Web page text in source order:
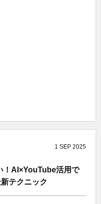
1 SEP 2025
！AI×YouTube活用で
テクニック